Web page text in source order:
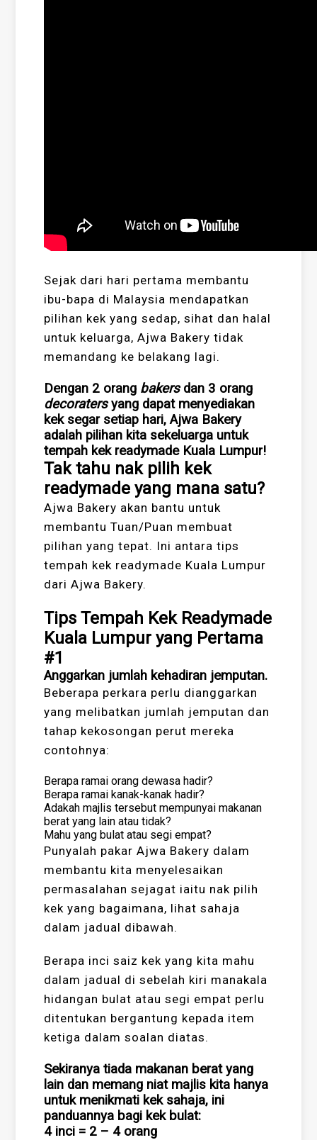
Sejak dari hari pertama membantu
ibu-bapa di Malaysia mendapatkan
pilihan kek yang sedap, sihat dan halal
untuk keluarga, Ajwa Bakery tidak
memandang ke belakang lagi.
Dengan 2 orang bakersdan 3 orang
decoratersyang dapat menyediakan
kek segar setiap hari, Ajwa Bakery
adalah pilihan kita sekeluarga untuk
tempah kek readymade Kuala Lumpur!
Tak tahu nak pilih kek
readymade yang mana satu?
Ajwa Bakery akan bantu untuk
membantu Tuan/Puan membuat
pilihan yang tepat. Ini antara tips
tempah kek readymade Kuala Lumpur
dari Ajwa Bakery.
Tips Tempah Kek Readymade
Kuala Lumpur yang Pertama
#1
Anggarkan jumlah kehadiran jemputan.
Beberapa perkara perlu dianggarkan
yang melibatkan jumlah jemputan dan
tahap kekosongan perut mereka
contohnya:
Berapa ramai orang dewasa hadir?
Berapa ramai kanak-kanak hadir?
Adakah majlis tersebut mempunyai makanan
berat yang lain atau tidak?
Mahu yang bulat atau segi empat?
Punyalah pakar Ajwa Bakery dalam
membantu kita menyelesaikan
permasalahan sejagat iaitu nak pilih
kek yang bagaimana, lihat sahaja
dalam jadual dibawah.
Berapa inci saiz kek yang kita mahu
dalam jadual di sebelah kiri manakala
hidangan bulat atau segi empat perlu
ditentukan bergantung kepada item
ketiga dalam soalan diatas.
Sekiranya tiada makanan berat yang
lain dan memang niat majlis kita hanya
untuk menikmati kek sahaja, ini
panduannya bagi kek bulat:
4 inci = 2 – 4 orang